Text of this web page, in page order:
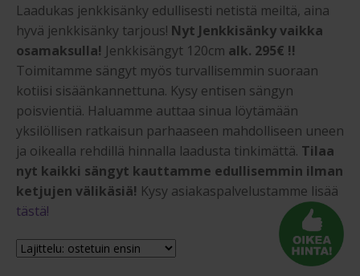
Laadukas jenkkisänky edullisesti netistä meiltä, aina
hyvä jenkkisänky tarjous! Nyt Jenkkisänky vaikka
osamaksulla! Jenkkisängyt 120cm alk. 295€ !!
Toimitamme sängyt myös turvallisemmin suoraan
kotiisi sisäänkannettuna. Kysy entisen sängyn
poisvientiä. Haluamme auttaa sinua löytämään
yksilöllisen ratkaisun parhaaseen mahdolliseen uneen
ja oikealla rehdillä hinnalla laadusta tinkimättä. Tilaa
nyt kaikki sängyt kauttamme edullisemmin ilman
ketjujen välikäsiä! Kysy asiakaspalvelustamme lisää
tästä!